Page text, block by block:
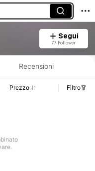
Segui
77 Follower
Recensioni
Prezzo Filtro